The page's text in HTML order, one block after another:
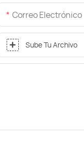
Correo Electrónico
Sube Tu Archivo